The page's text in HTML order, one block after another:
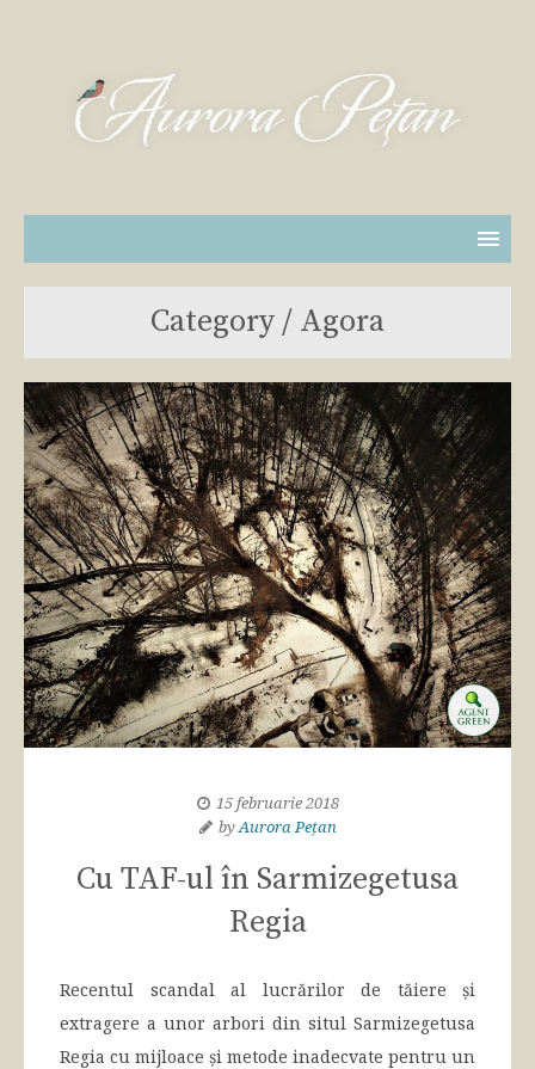
Category / Agora
15 februarie 2018
byAurora Pețan
Cu TAF-ul în Sarmizegetusa
Regia
Recentul scandal al lucrărilor de tăiere și
extragere a unor arbori din situl Sarmizegetusa
Regia cu mijloace și metode inadecvate pentru un